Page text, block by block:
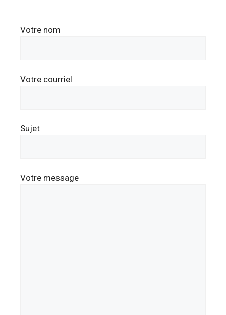
Votre nom
Votre courriel
Sujet
Votre message